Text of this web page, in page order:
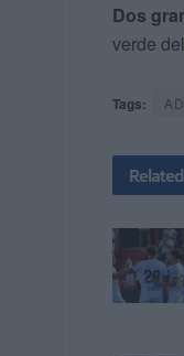
Dos
verde del
Tags:
Related